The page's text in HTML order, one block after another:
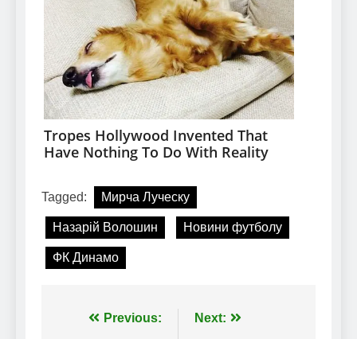
Tagged: Мирча Луческу
Назарій Волошин Новини футболу
ФК Динамо
Навігація
Previous: Next: